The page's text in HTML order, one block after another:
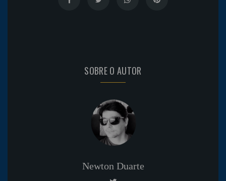
SOBRE O AUTOR
Newton Duarte